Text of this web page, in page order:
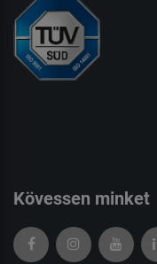
Kövessen minket